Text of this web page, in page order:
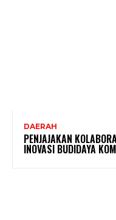
DAERAH
PENJAJAKAN
INOVASI BUDIDAYA